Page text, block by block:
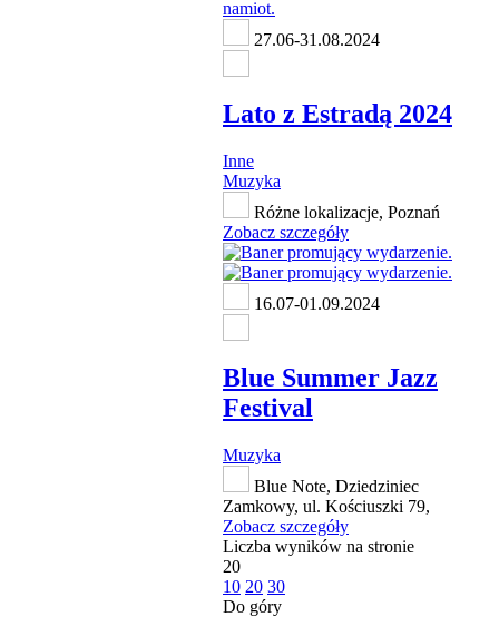
27.06-31.08.2024
Lato z Estradą 2024
Inne
Muzyka
Różne lokalizacje, Poznań
Zobacz szczegóły
16.07-01.09.2024
Blue Summer Jazz
Festival
Muzyka
Blue Note, Dziedziniec
Zamkowy, ul. Kościuszki 79,
Zobacz szczegóły
Liczba wyników na stronie
20
10 20 30
Do góry